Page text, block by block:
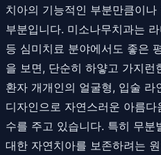
치아의 기능적인 부분만큼이
부분입니다. 미소나무치과는
등 심미치료 분야에서도 좋은
을 보면, 단순히 하얗고 가지런
환자 개개인의 얼굴형, 입술 라
디자인으로 자연스러운 아름
수를 주고 있습니다. 특히 무분
대한 자연치아를 보존하려는